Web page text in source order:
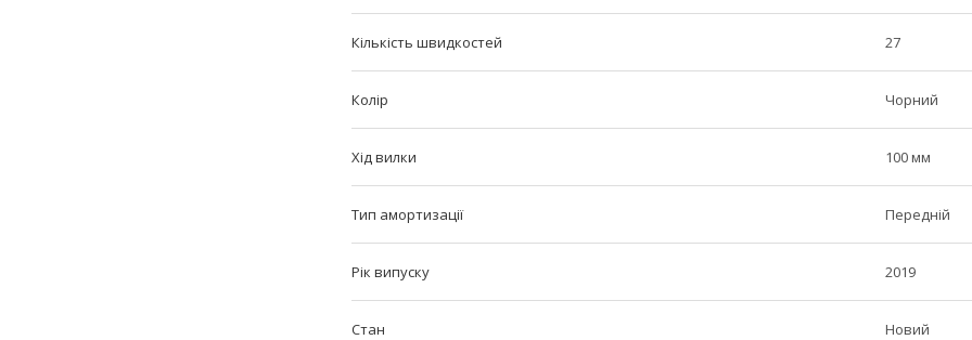
Кількість швидкостей 27
Колір Чорний
Хід вилки 100 мм
Тип амортизації Передній
Рік випуску 2019
Стан Новий